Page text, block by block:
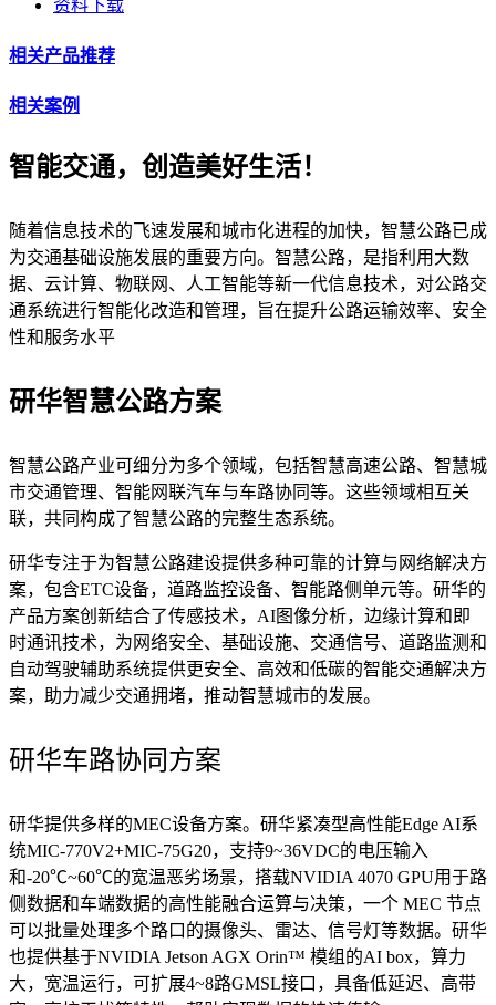
资料下载
相关产品推荐
相关案例
智能交通，创造美好生活！
随着信息技术的飞速发展和城市化进程的加快，智慧公路已成
为交通基础设施发展的重要方向。智慧公路，是指利用大数
据、云计算、物联网、人工智能等新一代信息技术，对公路交
通系统进行智能化改造和管理，旨在提升公路运输效率、安全
性和服务水平
研华智慧公路方案
智慧公路产业可细分为多个领域，包括智慧高速公路、智慧城
市交通管理、智能网联汽车与车路协同等。这些领域相互关
联，共同构成了智慧公路的完整生态系统。
研华专注于为智慧公路建设提供多种可靠的计算与网络解决方
案，包含ETC设备，道路监控设备、智能路侧单元等。研华的
产品方案创新结合了传感技术，AI图像分析，边缘计算和即
时通讯技术，为网络安全、基础设施、交通信号、道路监测和
自动驾驶辅助系统提供更安全、高效和低碳的智能交通解决方
案，助力减少交通拥堵，推动智慧城市的发展。
研华车路协同方案
研华提供多样的MEC设备方案。研华紧凑型高性能Edge AI系
统MIC-770V2+MIC-75G20，支持9~36VDC的电压输入
和-20℃~60℃的宽温恶劣场景，搭载NVIDIA 4070 GPU用于路
侧数据和车端数据的高性能融合运算与决策，一个 MEC 节点
可以批量处理多个路口的摄像头、雷达、信号灯等数据。研华
也提供基于NVIDIA Jetson AGX Orin™ 模组的AI box，算力
大，宽温运行，可扩展4~8路GMSL接口，具备低延迟、高带